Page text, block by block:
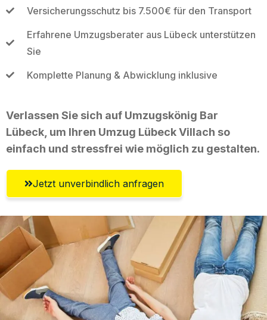
Versicherungsschutz bis 7.500€ für den Transport
Erfahrene Umzugsberater aus Lübeck unterstützen
Sie
Komplette Planung & Abwicklung inklusive
Verlassen Sie sich auf Umzugskönig Bar
Lübeck, um Ihren Umzug Lübeck Villach so
einfach und stressfrei wie möglich zu gestalten.
Jetzt unverbindlich anfragen